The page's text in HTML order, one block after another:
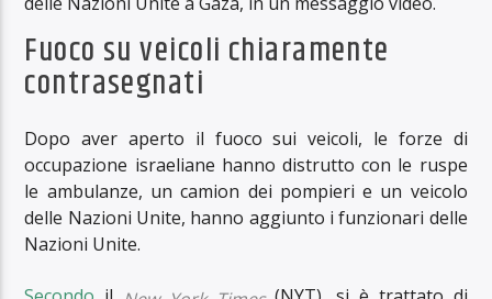
Fuoco su veicoli chiaramente
contrasegnati
Dopo aver aperto il fuoco sui veicoli, le forze di
occupazione israeliane hanno distrutto con le ruspe
le ambulanze, un camion dei pompieri e un veicolo
delle Nazioni Unite, hanno aggiunto i funzionari delle
Nazioni Unite.